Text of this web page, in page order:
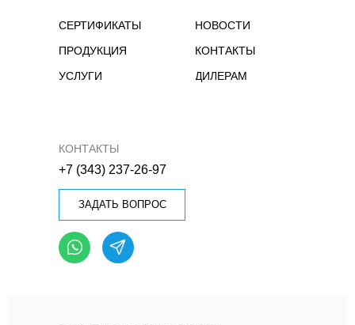
КОНТАКТЫ
ЗАДАТЬ ВОПРОС
+7 (343) 237-26-97
НОВОСТИ
КОНТАКТЫ
ДИЛЕРАМ
СЕРТИФИКАТЫ
ПРОДУКЦИЯ
УСЛУГИ